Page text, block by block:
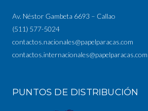
Av. Néstor Gambeta 6693 – Callao
(511) 577-5024
contactos.nacionales@papelparacas.com
contactos.internacionales@papelparacas.com
PUNTOS DE DISTRIBUCIÓN